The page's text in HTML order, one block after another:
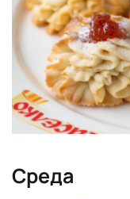
Среда